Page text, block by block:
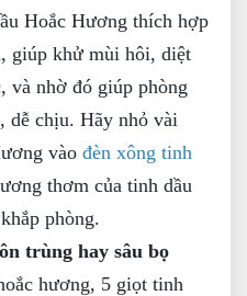
Hoắc Hương thích hợp
giúp khử mùi hôi, diệt
và nhờ đó giúp phòng
dễ chịu. Hãy nhỏ vài
vào đèn xông tinh
thơm của tinh dầu
phòng.
trùng hay sâu bọ
hương, 5 giọt tinh